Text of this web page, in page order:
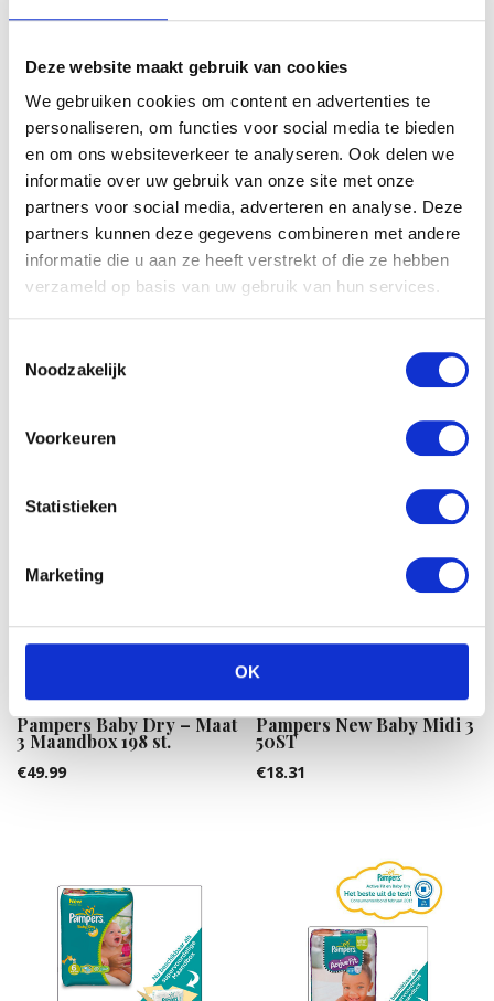
Deze website maakt gebruik van cookies
We gebruiken cookies om content en advertenties te
personaliseren, om functies voor social media te bieden
en om ons websiteverkeer te analyseren. Ook delen we
informatie over uw gebruik van onze site met onze
partners voor social media, adverteren en analyse. Deze
partners kunnen deze gegevens combineren met andere
informatie die u aan ze heeft verstrekt of die ze hebben
verzameld op basis van uw gebruik van hun services.
Noodzakelijk
Voorkeuren
Statistieken
Marketing
OK
Je beoordeling *
Naam
E-mail*
Gerelateerde producten
Pampers Baby Dry – Maat
3 Maandbox 198 st.
€49.99
Pampers New Baby Midi 3
50ST
€18.31